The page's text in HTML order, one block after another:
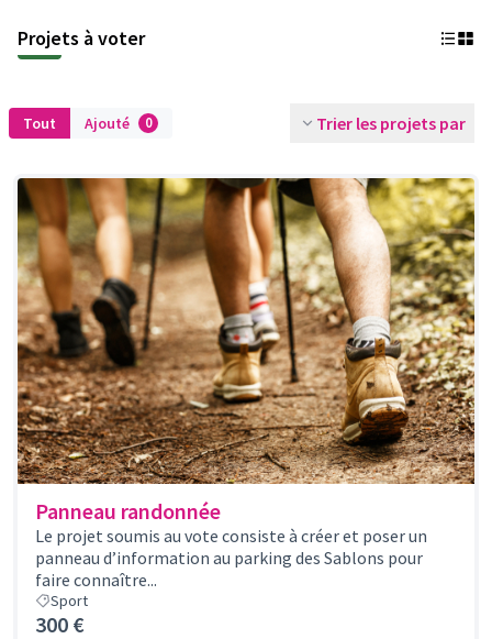
Projets à voter
Tout Ajouté 0 Trier les projets par
Panneau randonnée
Le projet soumis au vote consiste à créer et poser un
panneau d’information au parking des Sablons pour
faire connaître...
Sport
300 €